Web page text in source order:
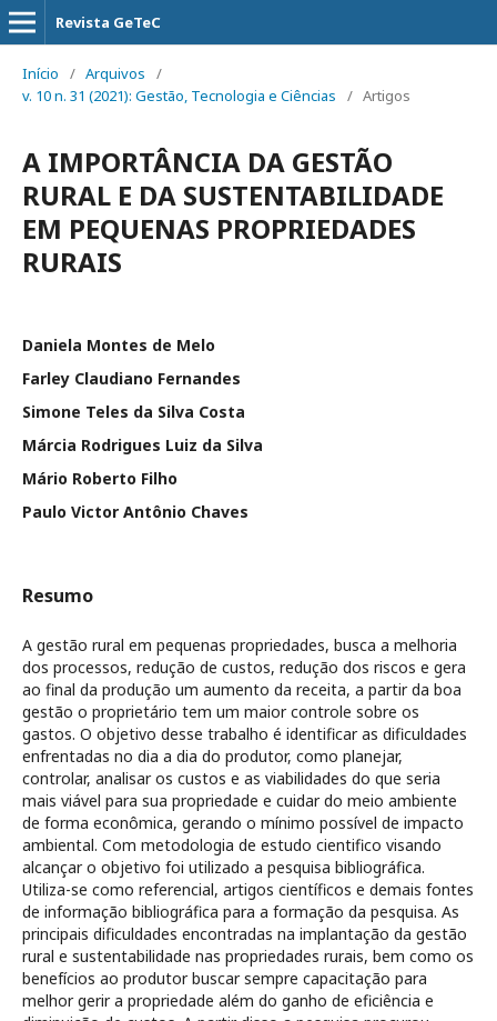
Revista GeTeC
Início / Arquivos
/
v. 10 n. 31 (2021): Gestão, Tecnologia e Ciências
/ Artigos
A IMPORTÂNCIA DA GESTÃO
RURAL E DA SUSTENTABILIDADE
EM PEQUENAS PROPRIEDADES
RURAIS
Daniela Montes de Melo
Farley Claudiano Fernandes
Simone Teles da Silva Costa
Márcia Rodrigues Luiz da Silva
Mário Roberto Filho
Paulo Victor Antônio Chaves
Resumo
A gestão rural em pequenas propriedades, busca a melhoria
dos processos, redução de custos, redução dos riscos e gera
ao final da produção um aumento da receita, a partir da boa
gestão o proprietário tem um maior controle sobre os
gastos. O objetivo desse trabalho é identificar as dificuldades
enfrentadas no dia a dia do produtor, como planejar,
controlar, analisar os custos e as viabilidades do que seria
mais viável para sua propriedade e cuidar do meio ambiente
de forma econômica, gerando o mínimo possível de impacto
ambiental. Com metodologia de estudo cientifico visando
alcançar o objetivo foi utilizado a pesquisa bibliográfica.
Utiliza-se como referencial, artigos científicos e demais fontes
de informação bibliográfica para a formação da pesquisa. As
principais dificuldades encontradas na implantação da gestão
rural e sustentabilidade nas propriedades rurais, bem como os
benefícios ao produtor buscar sempre capacitação para
melhor gerir a propriedade além do ganho de eficiência e